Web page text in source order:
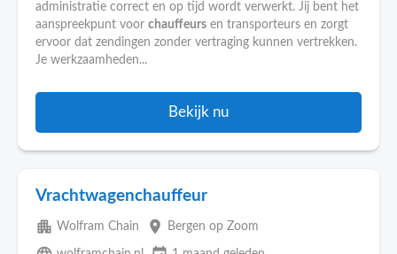
administratie correct en op tijd wordt verwerkt. Jij bent het
aanspreekpunt voor chauffeurs en transporteurs en zorgt
ervoor dat zendingen zonder vertraging kunnen vertrekken.
Je werkzaamheden...
Bekijk nu
Vrachtwagenchauffeur
apartment Wolfram Chain place Bergen op Zoom